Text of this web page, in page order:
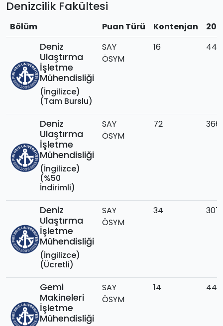
Denizcilik Fakültesi
Bölüm Puan Türü Kontenjan
Deniz
Ulaştırma
İşletme
Mühendisliği
(İngilizce)
(Tam Burslu)
SAY
ÖSYM
16
Deniz
Ulaştırma
İşletme
Mühendisliği
(İngilizce)
(%50
İndirimli)
SAY
ÖSYM
72
Deniz
Ulaştırma
İşletme
Mühendisliği
(İngilizce)
(Ücretli)
SAY
ÖSYM
34
Gemi
Makineleri
İşletme
Mühendisliği
SAY
ÖSYM
14